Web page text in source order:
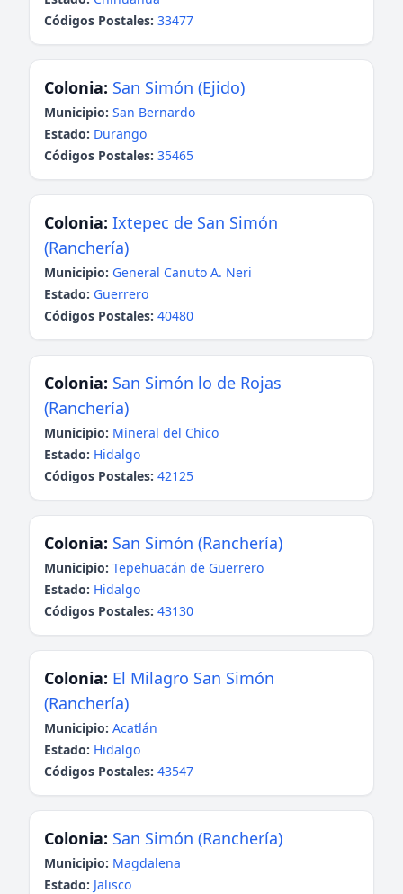
Códigos Postales: 33477
Colonia: San Simón (Ejido)
Municipio: San Bernardo
Estado: Durango
Códigos Postales: 35465
Colonia: Ixtepec de San Simón
(Ranchería)
Municipio: General Canuto A. Neri
Estado: Guerrero
Códigos Postales: 40480
Colonia: San Simón lo de Rojas
(Ranchería)
Municipio: Mineral del Chico
Estado: Hidalgo
Códigos Postales: 42125
Colonia: San Simón (Ranchería)
Municipio: Tepehuacán de Guerrero
Estado: Hidalgo
Códigos Postales: 43130
Colonia: El Milagro San Simón
(Ranchería)
Municipio: Acatlán
Estado: Hidalgo
Códigos Postales: 43547
Colonia: San Simón (Ranchería)
Municipio: Magdalena
Estado: Jalisco